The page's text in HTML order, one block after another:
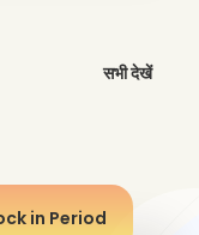
सभी देखें